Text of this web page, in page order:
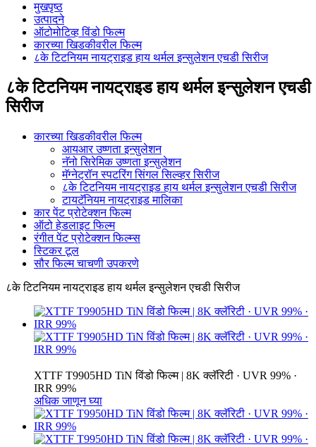
मुखपृष्ठ
उत्पादने
ऑटोमोटिव्ह विंडो फिल्म
कारच्या खिडकीवरील फिल्म
८के टिटनियम नायट्राइड हाय थर्मल इन्सुलेशन एचडी सिरीज
८के टिटनियम नायट्राइड हाय थर्मल इन्सुलेशन एचडी
सिरीज
कारच्या खिडकीवरील फिल्म
आयआर उष्णता इन्सुलेशन
नॅनो सिरेमिक उष्णता इन्सुलेशन
मॅग्नेट्रॉन स्पटरिंग सिंगल सिल्व्हर सिरीज
८के टिटनियम नायट्राइड हाय थर्मल इन्सुलेशन एचडी सिरीज
टायटॅनियम नायट्राइड मालिका
कार पेंट प्रोटेक्शन फिल्म
ऑटो हेडलाइट फिल्म
रंगीत पेंट प्रोटेक्शन फिल्म्स
स्टिकर टूल
सौर फिल्म चाचणी उपकरणे
८के टिटनियम नायट्राइड हाय थर्मल इन्सुलेशन एचडी सिरीज
XTTF T9905HD TiN विंडो फिल्म | 8K क्लॅरिटी · UVR 99% ·
IRR 99%
अधिक जाणून घ्या